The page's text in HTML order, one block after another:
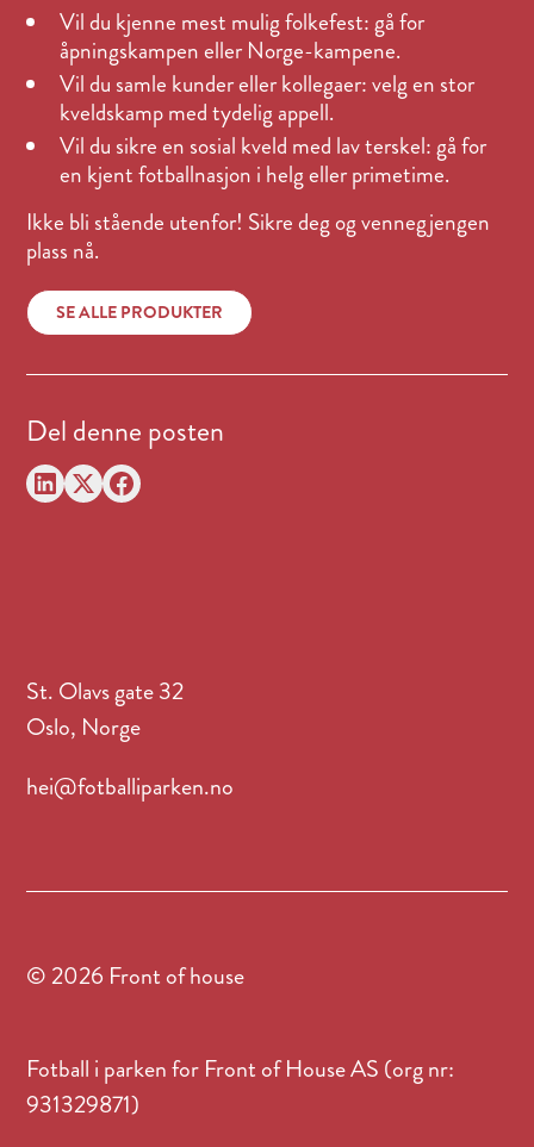
Vil du kjenne mest mulig folkefest: gå for
åpningskampen eller Norge-kampene.
Vil du samle kunder eller kollegaer: velg en stor
kveldskamp med tydelig appell.
Vil du sikre en sosial kveld med lav terskel: gå for
en kjent fotballnasjon i helg eller primetime.
Ikke bli stående utenfor! Sikre deg og vennegjengen
plass nå.
SE ALLE PRODUKTER
Del denne posten
St. Olavs gate 32
Oslo, Norge
hei@fotballiparken.no
© 2026 Front of house
Fotball i parken for Front of House AS (org nr:
931329871)